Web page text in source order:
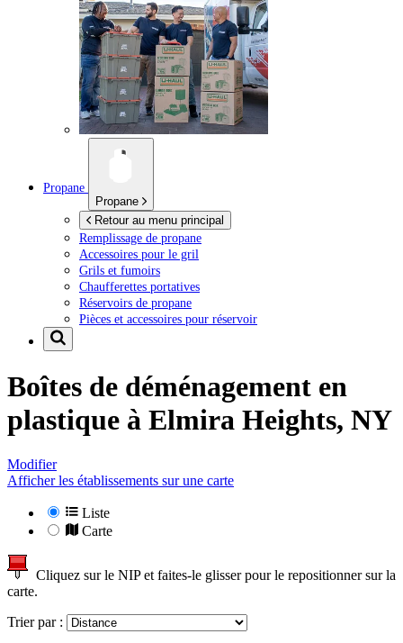
Propane
Propane
Retour au menu principal
Remplissage de propane
Accessoires pour le gril
Grils et fumoirs
Chaufferettes portatives
Réservoirs de propane
Pièces et accessoires pour réservoir
Boîtes de déménagement en
plastique à Elmira Heights, NY
Modifier
Afficher les établissements sur une carte
Liste
Carte
Cliquez sur le NIP et faites-le glisser pour le repositionner sur la
carte.
Trier par :